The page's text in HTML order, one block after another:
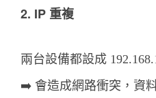
2. IP 重複
兩台設備都設成
➡️ 會造成網路衝突，資